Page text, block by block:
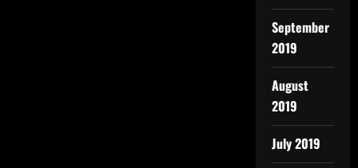
September
2019
August
2019
July 2019